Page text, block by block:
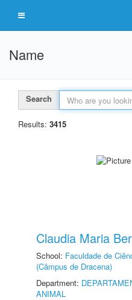
Name
Search
Results: 3415
Claudia Maria
School: Faculdade de
(Câmpus de Dracena)
Department:
ANIMAL